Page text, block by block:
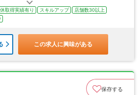
取得実績有り スキルアップ
店舗数30以上
この求人に興味がある
保存する